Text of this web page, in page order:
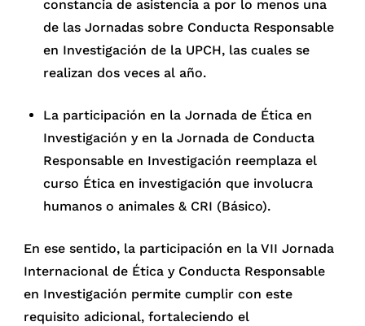
constancia de asistencia a por lo menos una
de las Jornadas sobre Conducta Responsable
en Investigación de la UPCH, las cuales se
realizan dos veces al año.
La participación en la Jornada de Ética en
Investigación y en la Jornada de Conducta
Responsable en Investigación reemplaza el
curso Ética en investigación que involucra
humanos o animales & CRI (Básico).
En ese sentido, la participación en la VII Jornada
Internacional de Ética y Conducta Responsable
en Investigación permite cumplir con este
requisito adicional, fortaleciendo el